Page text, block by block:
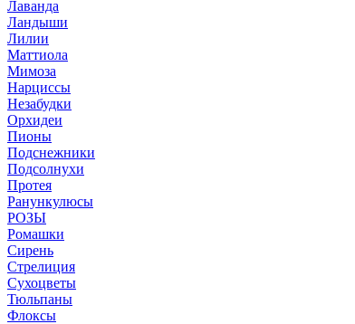
Лаванда
Ландыши
Лилии
Маттиола
Мимоза
Нарциссы
Незабудки
Орхидеи
Пионы
Подснежники
Подсолнухи
Протея
Ранункулюсы
РОЗЫ
Ромашки
Сирень
Стрелиция
Сухоцветы
Тюльпаны
Флоксы